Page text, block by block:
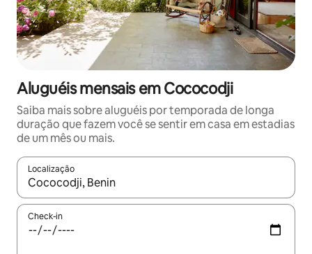
Aluguéis mensais em Cococodji
Saiba mais sobre aluguéis por temporada de longa
duração que fazem você se sentir em casa em estadias
de um mês ou mais.
Localização
Quando os resultados estiverem disponíveis, explore-os
Check-in